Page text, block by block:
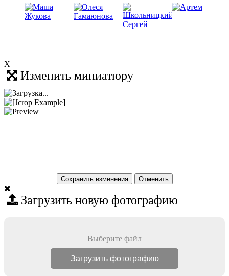
X
Изменить миниатюру
Сохранить изменения
Загрузить новую фотографию
Выберите файл